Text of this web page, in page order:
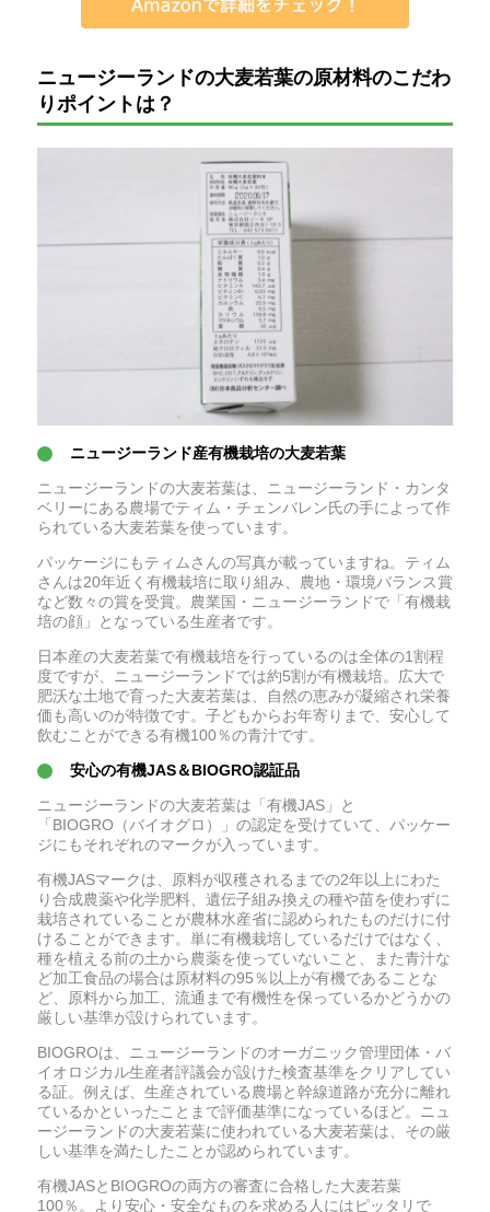
ニュージーランドの大麦若葉の原材料のこだわ
りポイントは？
ニュージーランド産有機栽培の大麦若葉
ニュージーランドの大麦若葉は、ニュージーランド・カンタ
ベリーにある農場でティム・チェンバレン氏の手によって作
られている大麦若葉を使っています。
パッケージにもティムさんの写真が載っていますね。ティム
さんは20年近く有機栽培に取り組み、農地・環境バランス賞
など数々の賞を受賞。農業国・ニュージーランドで「有機栽
培の顔」となっている生産者です。
日本産の大麦若葉で有機栽培を行っているのは全体の1割程
度ですが、ニュージーランドでは約5割が有機栽培。広大で
肥沃な土地で育った大麦若葉は、自然の恵みが凝縮され栄養
価も高いのが特徴です。子どもからお年寄りまで、安心して
飲むことができる有機100％の青汁です。
安心の有機JAS＆BIOGRO認証品
ニュージーランドの大麦若葉は「有機JAS」と
「BIOGRO（バイオグロ）」の認定を受けていて、パッケー
ジにもそれぞれのマークが入っています。
有機JASマークは、原料が収穫されるまでの2年以上にわた
り合成農薬や化学肥料、遺伝子組み換えの種や苗を使わずに
栽培されていることが農林水産省に認められたものだけに付
けることができます。単に有機栽培しているだけではなく、
種を植える前の土から農薬を使っていないこと、また青汁な
ど加工食品の場合は原材料の95％以上が有機であることな
ど、原料から加工、流通まで有機性を保っているかどうかの
厳しい基準が設けられています。
BIOGROは、ニュージーランドのオーガニック管理団体・バ
イオロジカル生産者評議会が設けた検査基準をクリアしてい
る証。例えば、生産されている農場と幹線道路が充分に離れ
ているかといったことまで評価基準になっているほど。ニュ
ージーランドの大麦若葉に使われている大麦若葉は、その厳
しい基準を満たしたことが認められています。
有機JASとBIOGROの両方の審査に合格した大麦若葉
100％。より安心・安全なものを求める人にはピッタリで